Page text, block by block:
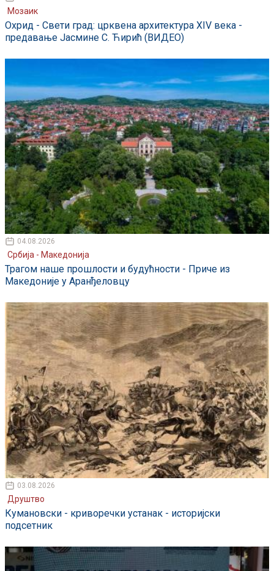
Мозаик
Охрид - Свети град: црквена архитектура XIV века -
предавање Јасмине С. Ћирић (ВИДЕО)
04.08.2026
Србија - Македонија
Трагом наше прошлости и будућности - Приче из
Македоније у Аранђеловцу
03.08.2026
Друштво
Кумановски - криворечки устанак - историјски
подсетник